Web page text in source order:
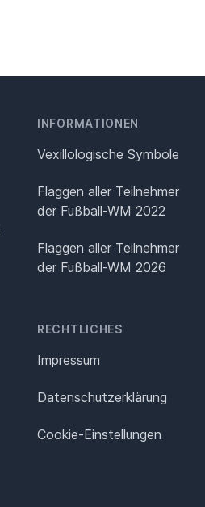
INFORMATIONEN
Vexillologische Symbole
Flaggen aller Teilnehmer
der Fußball-WM 2022
Flaggen aller Teilnehmer
der Fußball-WM 2026
RECHTLICHES
Impressum
Datenschutz­erklärung
Cookie-Einstellungen